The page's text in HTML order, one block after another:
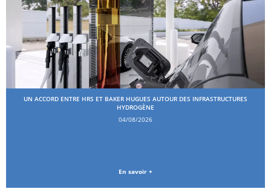
UN ACCORD ENTRE HRS ET BAKER HUGUES AUTOUR DES INFRASTRUCTURES
HYDROGÈNE
04/08/2026
En savoir +